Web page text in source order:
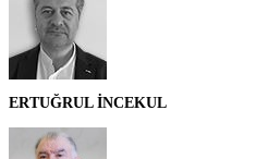
ERTUĞRUL İNCEKUL